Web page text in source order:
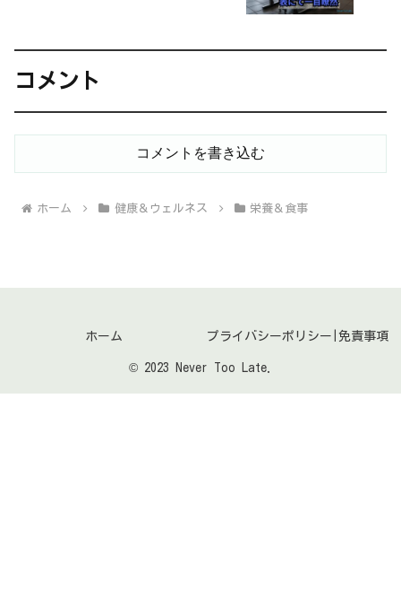
コメント
コメントを書き込む
ホーム 健康＆ウェルネス 栄養＆食事
ホーム プライバシーポリシー|免責事項
© 2023 Never Too Late.